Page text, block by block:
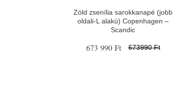
Zöld zsenília sarokkanapé (jobb
oldali-L alakú) Copenhagen –
Scandic
673 990 Ft 673990 Ft